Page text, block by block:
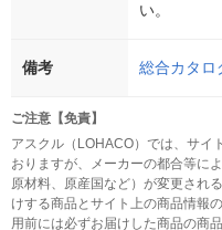
い。
備考 総合カタロ
ご注意【免責】
アスクル（LOHACO）では、サイ
おりますが、メーカーの都合等に
原材料、原産国など）が変更され
けする商品とサイト上の商品情報
用前には必ずお届けした商品の商